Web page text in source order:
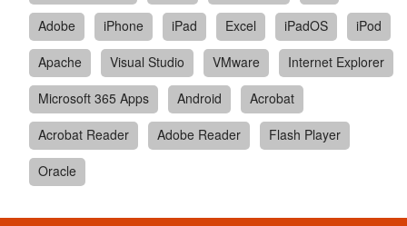
Adobe
iPhone iPad Excel iPadOS
iPod
Apache
Visual Studio VMware
Internet Explorer
Microsoft 365 Apps
Android
Acrobat
Acrobat Reader
Adobe Reader
Flash Player
Oracle